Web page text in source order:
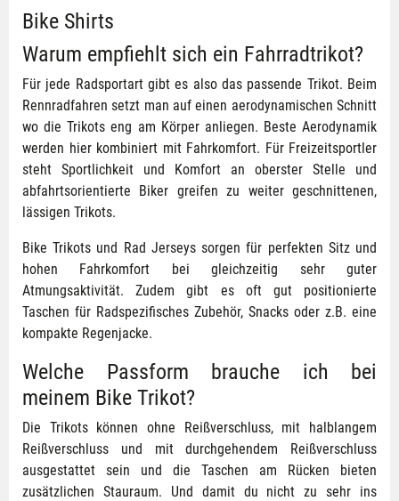
Bike Shirts
Warum empfiehlt sich ein Fahrradtrikot?
Für jede Radsportart gibt es also das passende Trikot. Beim
Rennradfahren setzt man auf einen aerodynamischen Schnitt
wo die Trikots eng am Körper anliegen. Beste Aerodynamik
werden hier kombiniert mit Fahrkomfort. Für Freizeitsportler
steht Sportlichkeit und Komfort an oberster Stelle und
abfahrtsorientierte Biker greifen zu weiter geschnittenen,
lässigen Trikots.
Bike Trikots und Rad Jerseys sorgen für perfekten Sitz und
hohen Fahrkomfort bei gleichzeitig sehr guter
Atmungsaktivität. Zudem gibt es oft gut positionierte
Taschen für Radspezifisches Zubehör, Snacks oder z.B. eine
kompakte Regenjacke.
Welche Passform brauche ich bei
meinem Bike Trikot?
Die Trikots können ohne Reißverschluss, mit halblangem
Reißverschluss und mit durchgehendem Reißverschluss
ausgestattet sein und die Taschen am Rücken bieten
zusätzlichen Stauraum. Und damit du nicht zu sehr ins